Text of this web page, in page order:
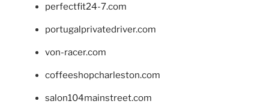
perfectfit24-7.com
portugalprivatedriver.com
von-racer.com
coffeeshopcharleston.com
salon104mainstreet.com